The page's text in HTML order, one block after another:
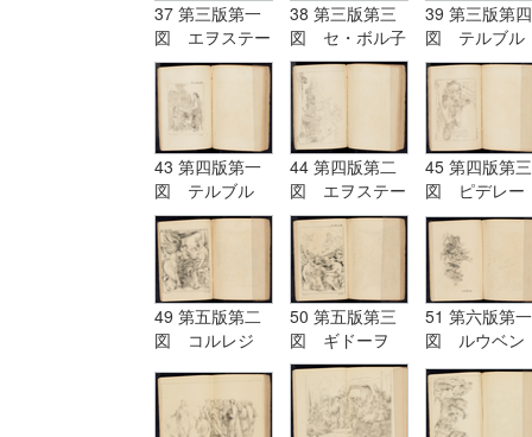
37 第三版第一
図 エヲステー
ド Aostade
38 第三版第三
図 セ・ボル子
ツト I.Burnet
39 第三版第四
図 テルブル
グ terburg
43 第四版第一
図 テルブル
グ Terburg
44 第四版第二
図 エヲステー
ド Aostade
45 第四版第三
図 ピデレー
ル PDeLwer
49 第五版第二
図 コルレジ
50 第五版第三
図 ギドーヲ
Guido
51 第六版第一
図 ルウベン
ス Reubens